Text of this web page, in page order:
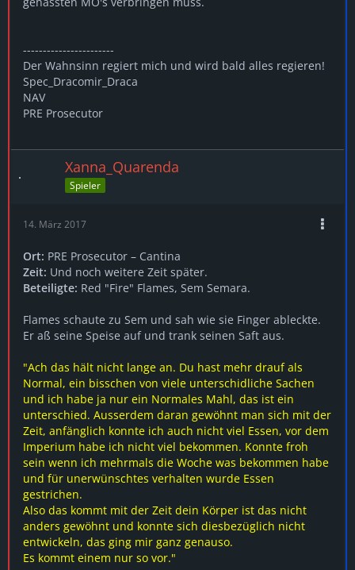
-----------------------
Der Wahnsinn regiert mich und wird bald alles regieren!
Spec_Dracomir_Draca
NAV
PRE Prosecutor
Xanna_Quarenda
Spieler
14. März 2017
Ort: PRE Prosecutor – Cantina
Zeit: Und noch weitere Zeit später.
Beteiligte: Red "Fire" Flames, Sem Semara.
Flames schaute zu Sem und sah wie sie Finger ableckte.
Er aß seine Speise auf und trank seinen Saft aus.
"Ach das hält nicht lange an. Du hast mehr drauf als
Normal, ein bisschen von viele unterschidliche Sachen
und ich habe ja nur ein Normales Mahl, das ist ein
unterschied. Ausserdem daran gewöhnt man sich mit der
Zeit, anfänglich konnte ich auch nicht viel Essen, vor dem
Imperium habe ich nicht viel bekommen. Konnte froh
sein wenn ich mehrmals die Woche was bekommen habe
und für unerwünschtes verhalten wurde Essen
gestrichen.
Also das kommt mit der Zeit dein Körper ist das nicht
anders gewöhnt und konnte sich diesbezüglich nicht
entwickeln, das ging mir ganz genauso.
Es kommt einem nur so vor."